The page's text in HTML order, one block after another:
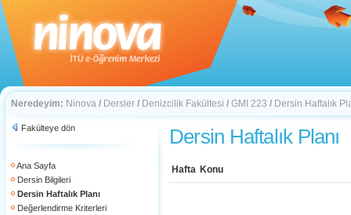
Neredeyim: Ninova / Dersler / Denizcilik Fakültesi / GMI 223 / Dersin Haftalık
Fakülteye dön
Ana Sayfa
Dersin Bilgileri
Dersin Haftalık Planı
Değerlendirme Kriterleri
Dersin Haftalık Planı
Hafta Konu